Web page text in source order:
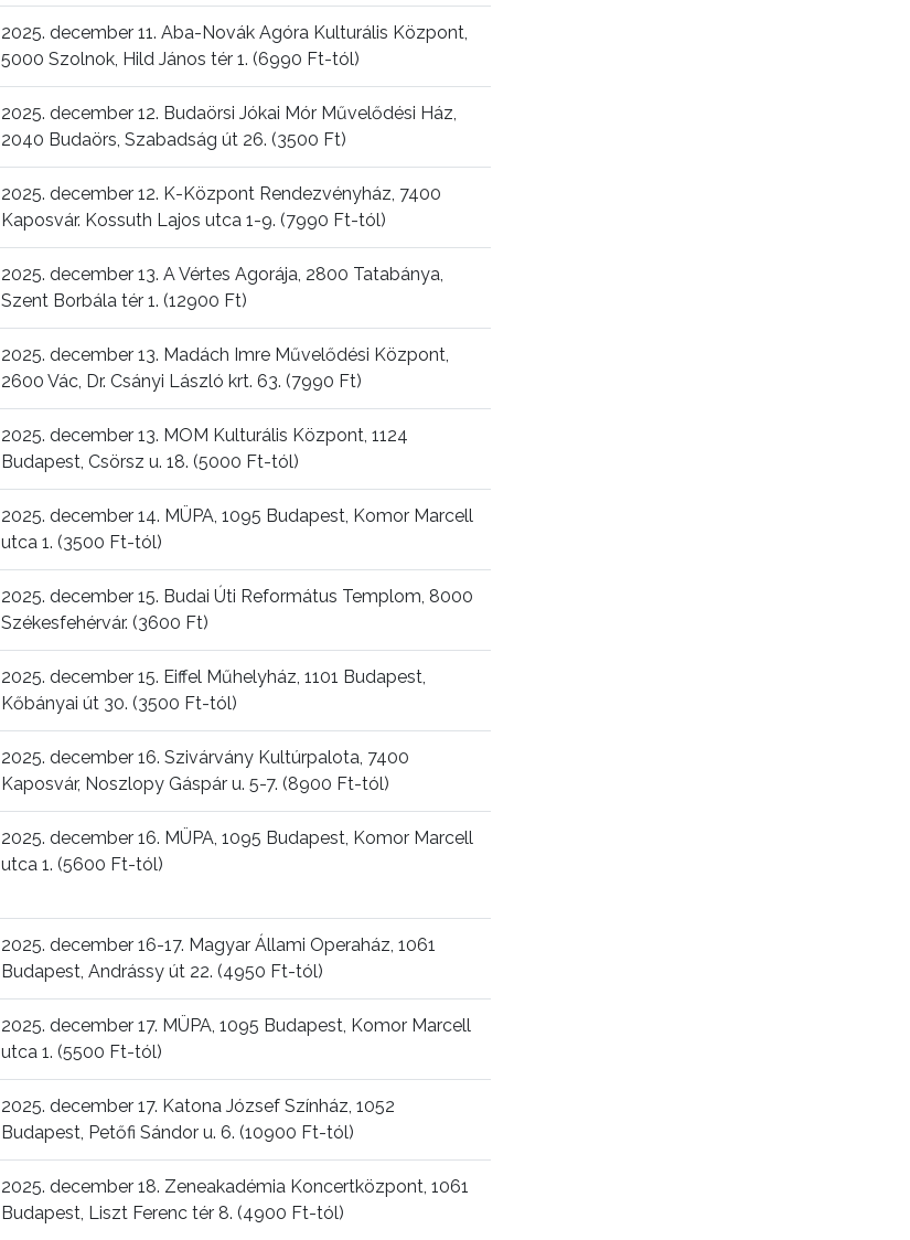
2025. december 11. Aba-Novák Agóra Kulturális Központ,
5000 Szolnok, Hild János tér 1. (6990 Ft-tól)
2025. december 12. Budaörsi Jókai Mór Művelődési Ház,
2040 Budaörs, Szabadság út 26. (3500 Ft)
2025. december 12. K-Központ Rendezvényház, 7400
Kaposvár. Kossuth Lajos utca 1-9. (7990 Ft-tól)
2025. december 13. A Vértes Agorája, 2800 Tatabánya,
Szent Borbála tér 1. (12900 Ft)
2025. december 13. Madách Imre Művelődési Központ,
2600 Vác, Dr. Csányi László krt. 63. (7990 Ft)
2025. december 13. MOM Kulturális Központ, 1124
Budapest, Csörsz u. 18. (5000 Ft-tól)
2025. december 14. MÜPA, 1095 Budapest, Komor Marcell
utca 1. (3500 Ft-tól)
2025. december 15. Budai Úti Református Templom, 8000
Székesfehérvár. (3600 Ft)
2025. december 15. Eiffel Műhelyház, 1101 Budapest,
Kőbányai út 30. (3500 Ft-tól)
2025. december 16. Szivárvány Kultúrpalota, 7400
Kaposvár, Noszlopy Gáspár u. 5-7. (8900 Ft-tól)
2025. december 16. MÜPA, 1095 Budapest, Komor Marcell
utca 1. (5600 Ft-tól)
2025. december 16-17. Magyar Állami Operaház, 1061
Budapest, Andrássy út 22. (4950 Ft-tól)
2025. december 17. MÜPA, 1095 Budapest, Komor Marcell
utca 1. (5500 Ft-tól)
2025. december 17. Katona József Színház, 1052
Budapest, Petőfi Sándor u. 6. (10900 Ft-tól)
2025. december 18. Zeneakadémia Koncertközpont, 1061
Budapest, Liszt Ferenc tér 8. (4900 Ft-tól)